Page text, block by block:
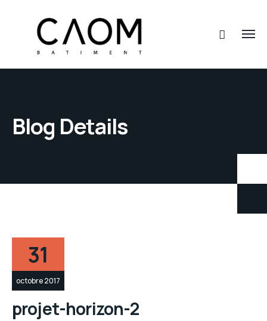
Blog Details
31
octobre 2017
projet-horizon-2